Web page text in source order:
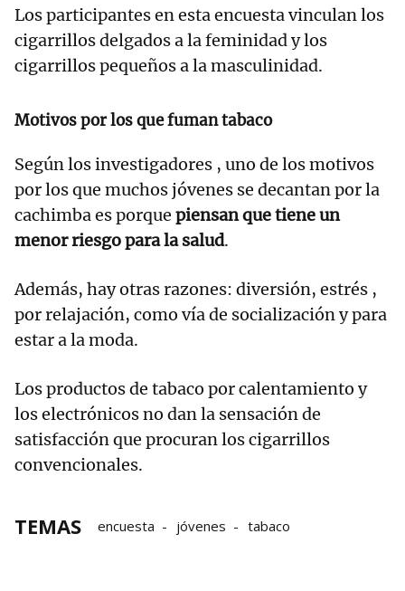
Los participantes en esta encuesta vinculan los
cigarrillos delgados a la feminidad y los
cigarrillos pequeños a la masculinidad.
Motivos por los que fuman tabaco
Según los investigadores , uno de los motivos
por los que muchos jóvenes se decantan por la
cachimba es porque piensan que tiene un
menor riesgo para la salud.
Además, hay otras razones: diversión, estrés ,
por relajación, como vía de socialización y para
estar a la moda.
Los productos de tabaco por calentamiento y
los electrónicos no dan la sensación de
satisfacción que procuran los cigarrillos
convencionales.
TEMAS encuesta jóvenes tabaco